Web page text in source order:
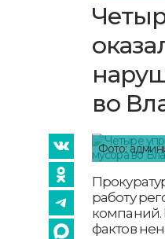
во
Фото:
работу
компаний.
фактов